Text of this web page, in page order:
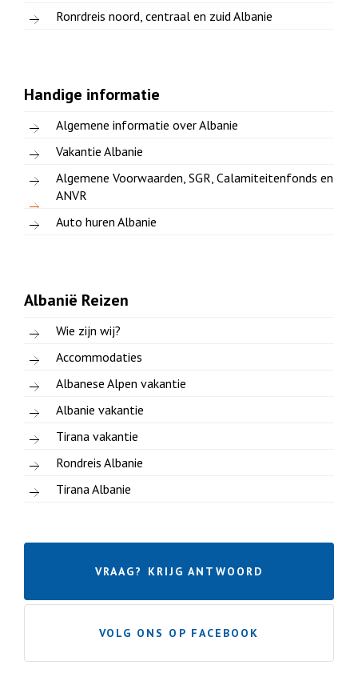
Ronrdreis noord, centraal en zuid Albanie
Handige informatie
Algemene informatie over Albanie
Vakantie Albanie
Algemene Voorwaarden, SGR, Calamiteitenfonds en
ANVR
Auto huren Albanie
Albanië Reizen
Wie zijn wij?
Accommodaties
Albanese Alpen vakantie
Albanie vakantie
Tirana vakantie
Rondreis Albanie
Tirana Albanie
VRAAG? KRIJG ANTWOORD
VOLG ONS OP FACEBOOK